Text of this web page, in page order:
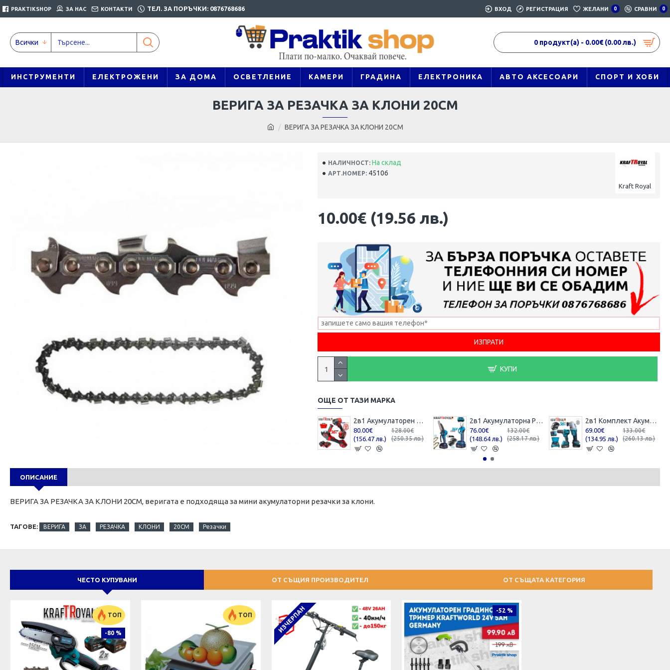
PRAKTIKSHOP ЗА НАС КОНТАКТИ ТЕЛ. ЗА ПОРЪЧКИ: 0876768686 ВХОД РЕГИСТРАЦИЯ ЖЕЛАНИ 0 СРАВНИ 0
Всички 0 продукт(а) - 0.00€ (0.00 лв.)
ИНСТРУМЕНТИ ЕЛЕКТРОЖЕНИ ЗА ДОМА ОСВЕТЛЕНИЕ КАМЕРИ ГРАДИНА ЕЛЕКТРОНИКА АВТО АКСЕСОАРИ СПОРТ И ХОБИ
ВЕРИГА ЗА РЕЗАЧКА ЗА КЛОНИ 20СМ
ВЕРИГА ЗА РЕЗАЧКА ЗА КЛОНИ 20СМ
НАЛИЧНОСТ: На склад
АРТ.НОМЕР: 45106
Kraft Royal
10.00€ (19.56 лв.)
КУПИ
ОЩЕ ОТ ТАЗИ МАРКА
2в1 Акумулаторен Ъглошлайф и Гайковерт / Импакт KRAFTROYAL 36V 8,0AH 2 батерии Шлайф Червен Комплект
80.00€
(156.47 лв.)
128.00€
(250.35 лв.)
2в1 Акумулаторна Резачка с Автоматично Смазване на Веригата и Лозарска Ножица за Клони 36V 8,0AH KRAFTROYAL 2 батерии в куфар
76.00€
(148.64 лв.)
132.00€
(258.17 лв.)
2в1 Комплект Акумулаторен Винтоверт и Ъглошлайф 36V 8,0Ah KRAFTROYAL Безчетков Ударен 2 батерии
69.00€
(134.95 лв.)
133.00€
(260.13 лв.)
ОПИСАНИЕ
ВЕРИГА ЗА РЕЗАЧКА ЗА КЛОНИ 20СМ, веригата е подходяща за мини акумулаторни резачки за клони.
ТАГОВЕ: ВЕРИГА ЗА РЕЗАЧКА КЛОНИ 20СМ Резачки
ЧЕСТО КУПУВАНИ ОТ СЪЩИЯ ПРОИЗВОДИТЕЛ ОТ СЪЩАТА КАТЕГОРИЯ
ТОП
-80 %
ТОП ИЗЧЕРПАН -52 %